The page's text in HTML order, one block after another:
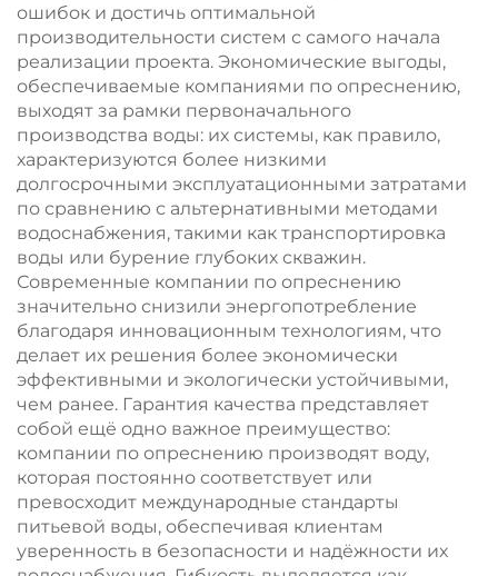
ошибок и достичь оптимальной
производительности систем с самого начала
реализации проекта. Экономические выгоды,
обеспечиваемые компаниями по опреснению,
выходят за рамки первоначального
производства воды: их системы, как правило,
характеризуются более низкими
долгосрочными эксплуатационными затратами
по сравнению с альтернативными методами
водоснабжения, такими как транспортировка
воды или бурение глубоких скважин.
Современные компании по опреснению
значительно снизили энергопотребление
благодаря инновационным технологиям, что
делает их решения более экономически
эффективными и экологически устойчивыми,
чем ранее. Гарантия качества представляет
собой ещё одно важное преимущество:
компании по опреснению производят воду,
которая постоянно соответствует или
превосходит международные стандарты
питьевой воды, обеспечивая клиентам
уверенность в безопасности и надёжности их